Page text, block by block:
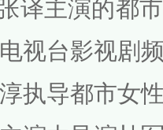
译主演的都
视台影视剧
执导都市女